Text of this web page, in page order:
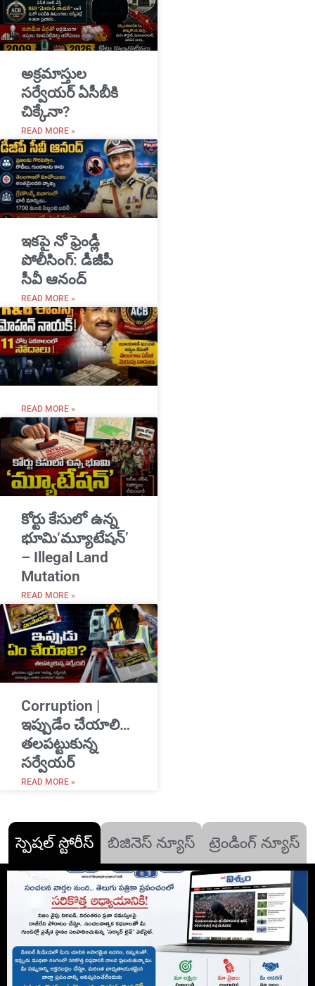
అక్రమాస్తుల
సర్వేయర్ ఏసీబీకి
చిక్కేనా?
READ MORE »
ఇకపై నో ఫ్రెండ్లీ
పోలీసింగ్: డీజీపీ
సీవీ ఆనంద్
READ MORE »
READ MORE »
​కోర్టు కేసులో ఉన్న
భూమి‘మ్యూటేషన్’
– Illegal Land
Mutation
READ MORE »
Corruption |
ఇప్పుడేం చేయాలి…
తలపట్టుకున్న
సర్వేయర్
READ MORE »
స్పెషల్ స్టోరీస్ బిజినెస్ న్యూస్ ట్రెండింగ్ న్యూస్